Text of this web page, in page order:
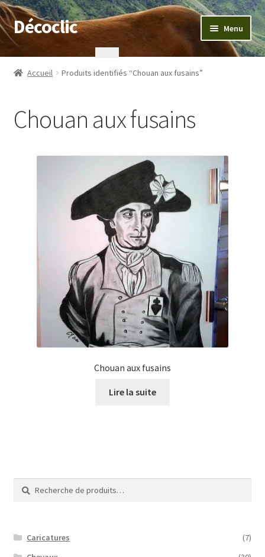
Aller
à
navigation
Aller
au
Décoclic Menu
Accueil
Commande
WPMS HTML Sitemap
Accueil Produits identifiés “Chouan aux fusains”
Chouan aux fusains
Chouan aux fusains
Lire la suite
Recherche
pour :
Recherche
Caricatures
(7)